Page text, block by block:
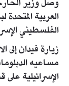
وصل وزير
العربية
الفلسطيني
زيارة فيدان إلى
مساعيه
الإسرائيلية